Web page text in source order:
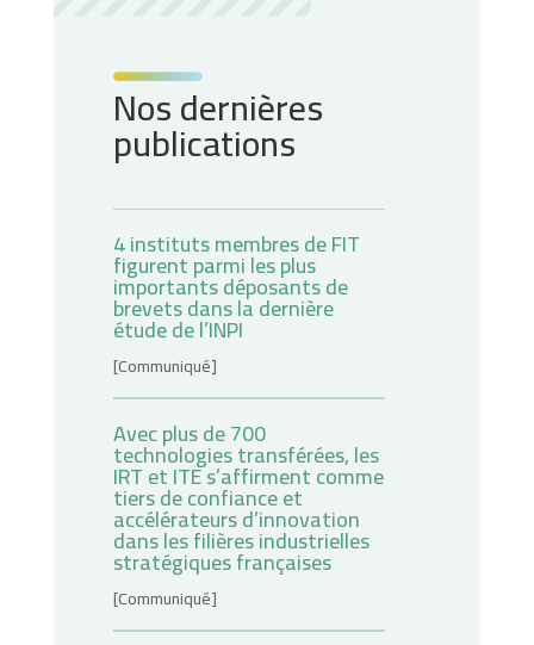
Nos dernières
publications
4 instituts membres de FIT
figurent parmi les plus
importants déposants de
brevets dans la dernière
étude de l’INPI
[Communiqué]
Avec plus de 700
technologies transférées, les
IRT et ITE s’affirment comme
tiers de confiance et
accélérateurs d’innovation
dans les filières industrielles
stratégiques françaises
[Communiqué]